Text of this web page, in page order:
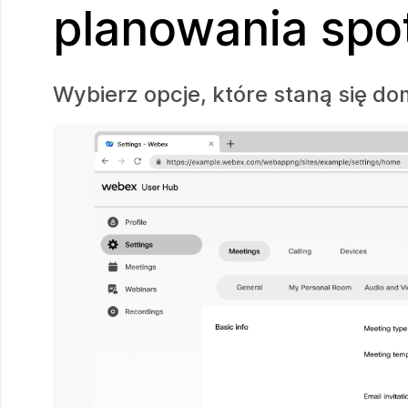
planowania
Wybierz opcje, które staną się